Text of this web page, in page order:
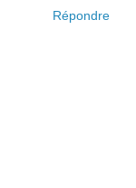
Répondre